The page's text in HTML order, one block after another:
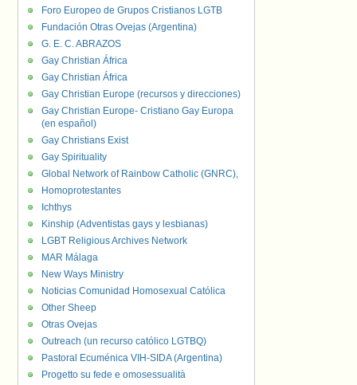
Foro Europeo de Grupos Cristianos LGTB
Fundación Otras Ovejas (Argentina)
G. E. C. ABRAZOS
Gay Christian África
Gay Christian África
Gay Christian Europe (recursos y direcciones)
Gay Christian Europe- Cristiano Gay Europa
(en español)
Gay Christians Exist
Gay Spirituality
Global Network of Rainbow Catholic (GNRC),
Homoprotestantes
Ichthys
Kinship (Adventistas gays y lesbianas)
LGBT Religious Archives Network
MAR Málaga
New Ways Ministry
Noticias Comunidad Homosexual Católica
Other Sheep
Otras Ovejas
Outreach (un recurso católico LGTBQ)
Pastoral Ecuménica VIH-SIDA (Argentina)
Progetto su fede e omosessualità